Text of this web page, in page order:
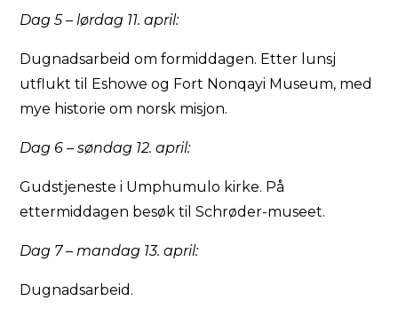
Dag 5 – lørdag 11. april:
Dugnadsarbeid om formiddagen. Etter lunsj
utflukt til Eshowe og Fort Nonqayi Museum, med
mye historie om norsk misjon.
Dag 6 – søndag 12. april:
Gudstjeneste i Umphumulo kirke. På
ettermiddagen besøk til Schrøder-museet.
Dag 7 – mandag 13. april:
Dugnadsarbeid.